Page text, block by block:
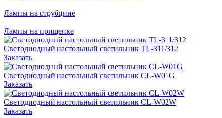
Лампы на струбцине
Лампы на прищепке
Светодиодный настольный светильник TL-311/312
Заказать
Светодиодный настольный светильник CL-W01G
Заказать
Светодиодный настольный светильник CL-W02W
Заказать